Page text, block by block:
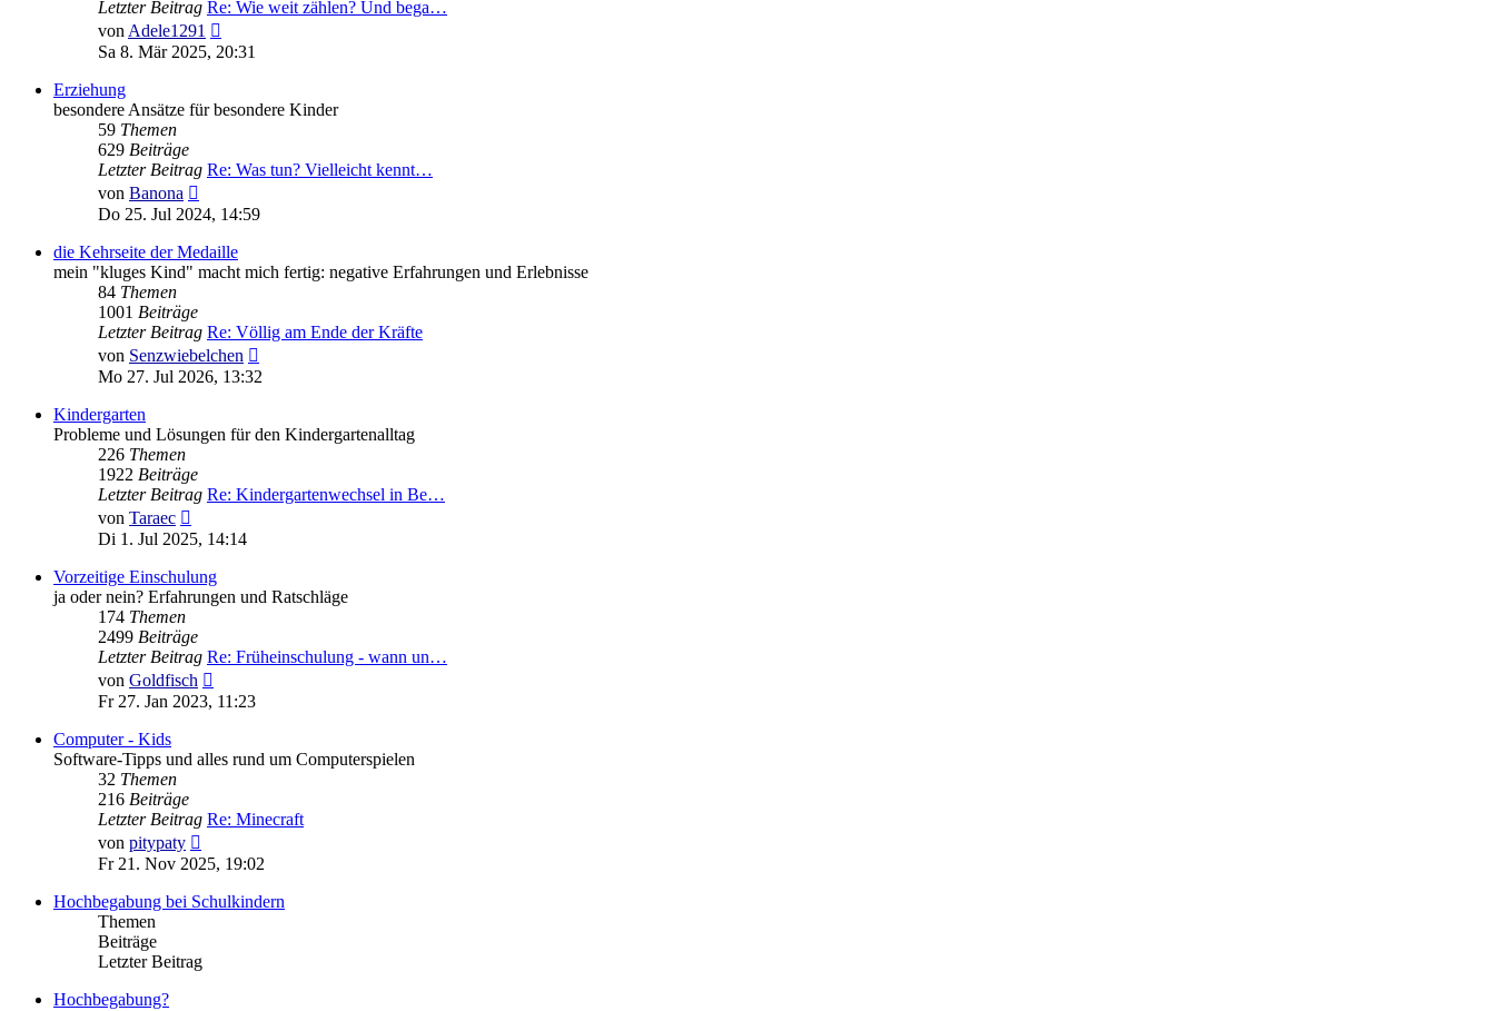
Letzter Beitrag Re: Wie weit zählen? Und bega…
vonAdele1291
Beitrag
Sa 8. Mär 2025, 20:31
Erziehung
besondere Ansätze für besondere Kinder
59 Themen
629 Beiträge
Letzter Beitrag Re: Was tun? Vielleicht kennt…
von Banona
Beitrag
Do 25. Jul 2024, 14:59
die Kehrseite der Medaille
mein "kluges Kind" macht mich fertig: negative Erfahrungen und Erlebnisse
84 Themen
1001 Beiträge
Letzter Beitrag Re: Völlig am Ende der Kräfte
von Senzwiebelchen
Beitrag
Mo 27. Jul 2026, 13:32
Kindergarten
Probleme und Lösungen für den Kindergartenalltag
226 Themen
1922 Beiträge
Letzter Beitrag Re: Kindergartenwechsel in Be…
von Taraec
Beitrag
Di 1. Jul 2025, 14:14
Vorzeitige Einschulung
ja oder nein? Erfahrungen und Ratschläge
174 Themen
2499 Beiträge
Letzter Beitrag Re: Früheinschulung - wann un…
von Goldfisch
Beitrag
Fr 27. Jan 2023, 11:23
Computer - Kids
Software-Tipps und alles rund um Computerspielen
32 Themen
216 Beiträge
Letzter Beitrag Re: Minecraft
von pitypaty
Beitrag
Fr 21. Nov 2025, 19:02
Hochbegabung bei Schulkindern
Themen
Beiträge
Letzter Beitrag
Hochbegabung?